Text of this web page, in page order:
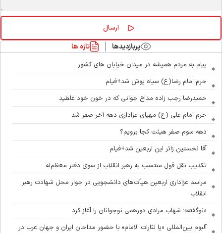
پربازدیدها تازه ها
پیام به مردم همیشه در میدان خیابان های کشور
حرم امام رضا(ع) سیاه پوش شد+فیلم
حمیدرضا رجب زاده مداح جوانی که در خون خود غلطید
حرم امام علی (ع) مهیای عزاداری دهه آخر صفر شد
دهه سوم صفر هیئت کجا برویم؟
آقا نخستین زائر این اربعین شد+فیلم
تکذیب نقل قول منتسب به رهبر انقلاب از سوی دفتر معظم‌له
مراسم عزاداری اربعین هیأت‌های دانشجویی در جوار محل شهادت رهبر
انقلاب
«نوگفته»؛ شهاب مرادی دورهمی نوجوانان را آغاز کرد
آلبوم بین‌المللی «یا لثارات الامام» با حضور مداحان ایران و جهان عرب در